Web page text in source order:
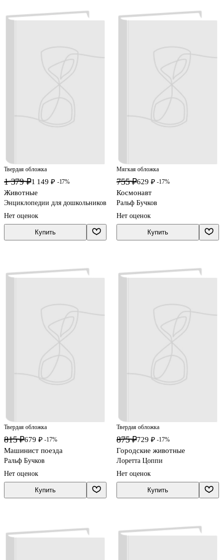
Твердая обложка
1 379 ₽1 149 ₽ -17%
Животные
Энциклопедии для дошкольников
Нет оценок
Купить
Мягкая обложка
755 ₽629 ₽ -17%
Космонавт
Ральф Бучков
Нет оценок
Купить
Твердая обложка
815 ₽679 ₽ -17%
Машинист поезда
Ральф Бучков
Нет оценок
Купить
Твердая обложка
875 ₽729 ₽ -17%
Городские животные
Лоретта Цоппи
Нет оценок
Купить